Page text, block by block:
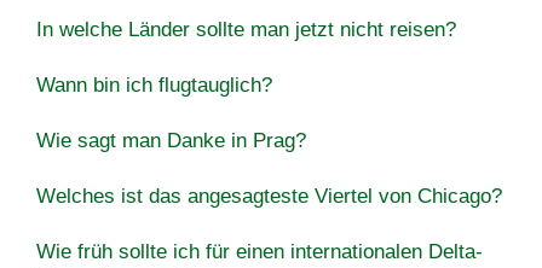
In welche Länder sollte man jetzt nicht reisen?
Wann bin ich flugtauglich?
Wie sagt man Danke in Prag?
Welches ist das angesagteste Viertel von Chicago?
Wie früh sollte ich für einen internationalen Delta-